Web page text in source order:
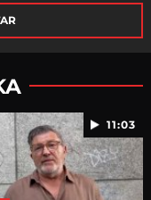
11:03